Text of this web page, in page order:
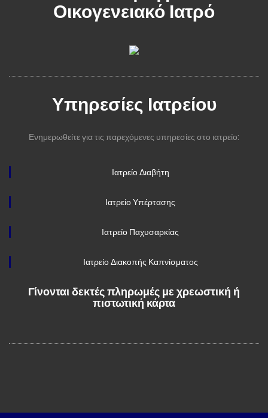
Οικογενειακό Ιατρό
Υπηρεσίες Ιατρείου
Ενημερωθείτε για τις παρεχόμενες υπηρεσίες στο ιατρείο:
Ιατρείο Διαβήτη
Ιατρείο Υπέρτασης
Ιατρείο Παχυσαρκίας
Ιατρείο Διακοπής Καπνίσματος
Γίνονται δεκτές πληρωμές με χρεωστική ή
πιστωτική κάρτα